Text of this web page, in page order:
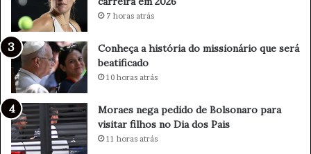
a
r
s
o
n
h
o
d
o
f
7 horas atrás
Conheça a história do missionário que será
beatificado
10 horas atrás
Moraes nega pedido de Bolsonaro para
visitar filhos no Dia dos Pais
11 horas atrás